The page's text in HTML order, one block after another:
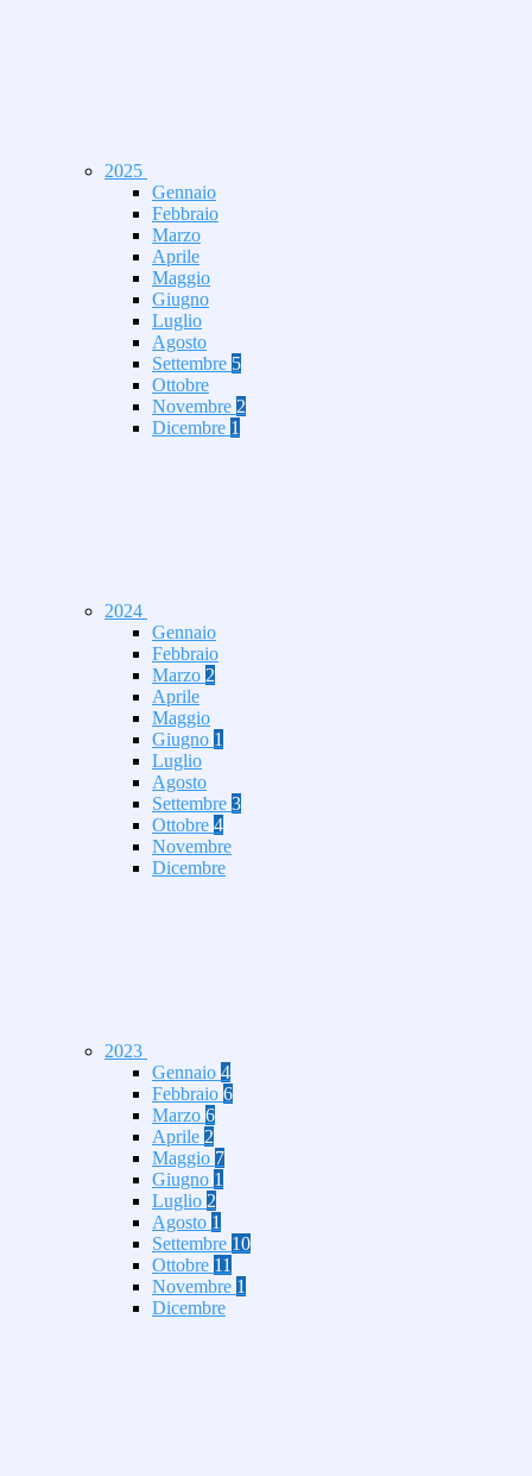
2025
Gennaio
Febbraio
Marzo
Aprile
Maggio
Giugno
Luglio
Agosto
Settembre 5
Ottobre
Novembre 2
Dicembre 1
2024
Gennaio
Febbraio
Marzo 2
Aprile
Maggio
Giugno 1
Luglio
Agosto
Settembre 3
Ottobre 4
Novembre
Dicembre
2023
Gennaio 4
Febbraio 6
Marzo 6
Aprile 2
Maggio 7
Giugno 1
Luglio 2
Agosto 1
Settembre 10
Ottobre 11
Novembre 1
Dicembre